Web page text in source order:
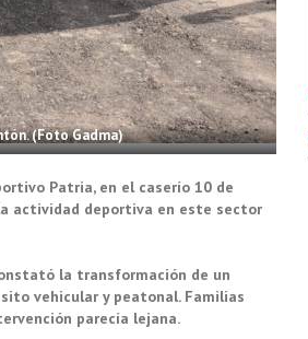
(Foto Gadma)
Patria, en el caserío 10 de
actividad deportiva en este sector
la transformación de un
vehicular y peatonal. Familias
parecía lejana.